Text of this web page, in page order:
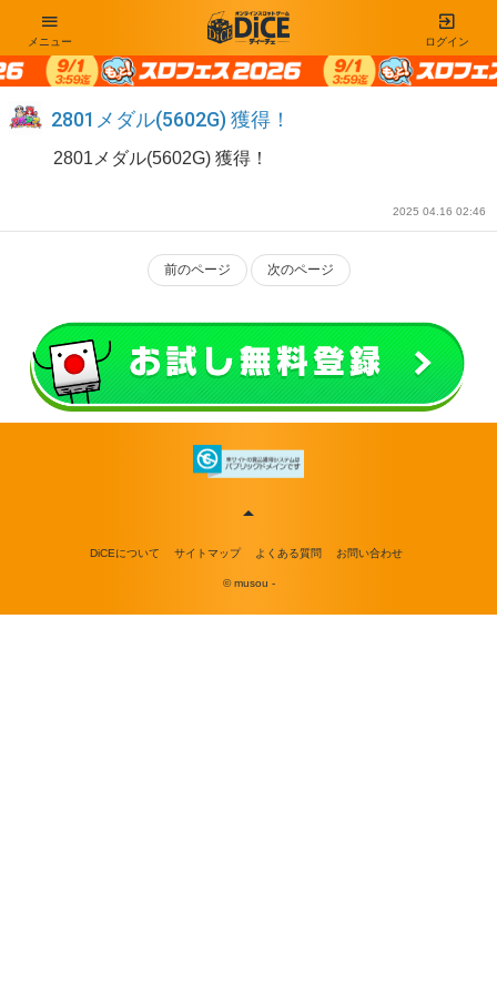
ログイン
メニュー
2801メダル(5602G) 獲得！
2801メダル(5602G) 獲得！
2025 04.16 02:46
前のページ 次のページ
DiCEについて サイトマップ よくある質問 お問い合わせ
© musou -